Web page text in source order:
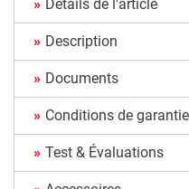
Détails de l'article
Description
Documents
Conditions de garantie
Test & Évaluations